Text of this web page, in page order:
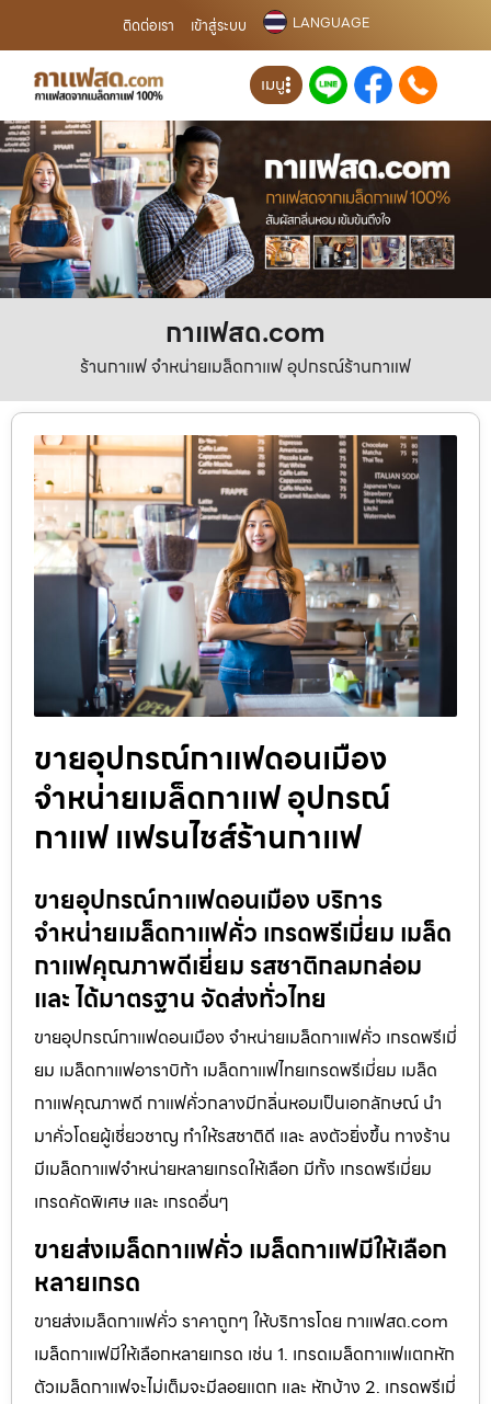
ติดต่อเรา เข้าสู่ระบบ LANGUAGE
เมนู
กาแฟสด.com
ร้านกาแฟ จำหน่ายเมล็ดกาแฟ อุปกรณ์ร้านกาแฟ
ขายอุปกรณ์กาแฟดอนเมือง
จำหน่ายเมล็ดกาแฟ อุปกรณ์
กาแฟ แฟรนไชส์ร้านกาแฟ
ขายอุปกรณ์กาแฟดอนเมือง บริการ
จำหน่ายเมล็ดกาแฟคั่ว เกรดพรีเมี่ยม เมล็ด
กาแฟคุณภาพดีเยี่ยม รสชาติกลมกล่อม
และ ได้มาตรฐาน จัดส่งทั่วไทย
ขายอุปกรณ์กาแฟดอนเมือง จำหน่ายเมล็ดกาแฟคั่ว เกรดพรีเมี่
ยม เมล็ดกาแฟอาราบิก้า เมล็ดกาแฟไทยเกรดพรีเมี่ยม เมล็ด
กาแฟคุณภาพดี กาแฟคั่วกลางมีกลิ่นหอมเป็นเอกลักษณ์ นำ
มาคั่วโดยผู้เชี่ยวชาญ ทำให้รสชาติดี และ ลงตัวยิ่งขึ้น ทางร้าน
มีเมล็ดกาแฟจำหน่ายหลายเกรดให้เลือก มีทั้ง เกรดพรีเมี่ยม
เกรดคัดพิเศษ และ เกรดอื่นๆ
ขายส่งเมล็ดกาแฟคั่ว เมล็ดกาแฟมีให้เลือก
หลายเกรด
ขายส่งเมล็ดกาแฟคั่ว ราคาถูกๆ ให้บริการโดย กาแฟสด.com
เมล็ดกาแฟมีให้เลือกหลายเกรด เช่น 1. เกรดเมล็ดกาแฟแตกหัก
ตัวเมล็ดกาแฟจะไม่เต็มจะมีลอยแตก และ หักบ้าง 2. เกรดพรีเมี่